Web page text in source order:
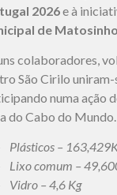
2026e à
de
colaboradores,
São Cirilo uniram-
numa ação
do Cabo do Mundo.
Plásticos –
Lixo comum –
Vidro – 4,6 Kg